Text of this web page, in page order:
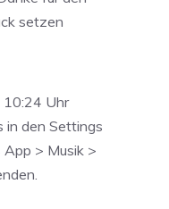
setzen
10:24 Uhr
in den Settings
App > Musik >